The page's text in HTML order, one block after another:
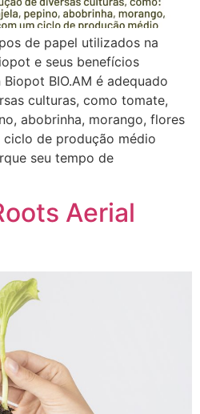
de papel utilizados na
e seus benefícios
BIO.AM é adequado
culturas, como tomate,
abobrinha, morango, flores
de produção médio
seu tempo de
Aerial